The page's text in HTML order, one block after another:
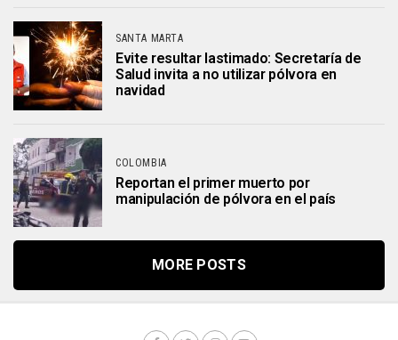
SANTA MARTA
Evite resultar lastimado: Secretaría de
Salud invita a no utilizar pólvora en
navidad
COLOMBIA
Reportan el primer muerto por
manipulación de pólvora en el país
MORE POSTS